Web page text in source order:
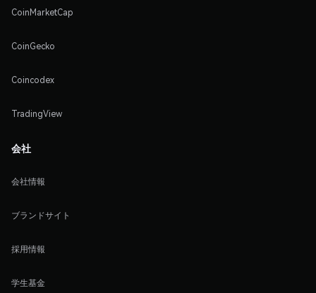
CoinMarketCap
CoinGecko
Coincodex
TradingView
会社
会社情報
ブランドサイト
採用情報
学生基金